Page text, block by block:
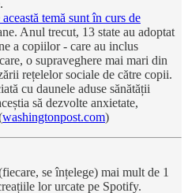
temă sunt în curs de
Anul trecut, 13 state au adoptat
a copiilor - care au inclus
o supraveghere mai mari din
rețelelor sociale de către copii.
cu daunele aduse sănătății
să dezvolte anxietate,
washingtonpost.com)
se înțelege) mai mult de 1
lor urcate pe Spotify.